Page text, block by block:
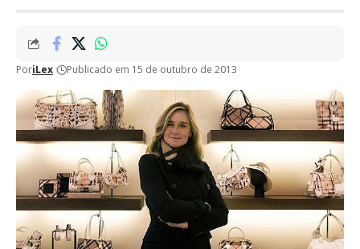
PoriLex Publicado em 15 de outubro de 2013